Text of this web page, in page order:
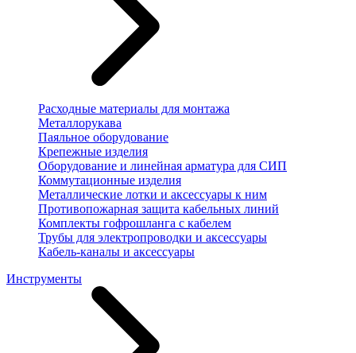
Расходные материалы для монтажа
Металлорукава
Паяльное оборудование
Крепежные изделия
Оборудование и линейная арматура для СИП
Коммутационные изделия
Металлические лотки и аксессуары к ним
Противопожарная защита кабельных линий
Комплекты гофрошланга с кабелем
Трубы для электропроводки и аксессуары
Кабель-каналы и аксессуары
Инструменты